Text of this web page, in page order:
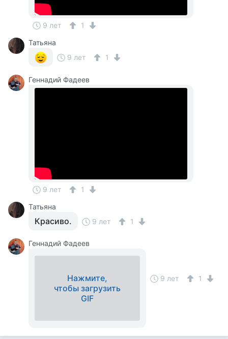
9 лет
1
Татьяна
9 лет
1
Геннадий Фадеев
9 лет
1
Татьяна
Красиво. 9 лет 1
Геннадий Фадеев
Нажмите,
чтобы загрузить
GIF
9 лет 1